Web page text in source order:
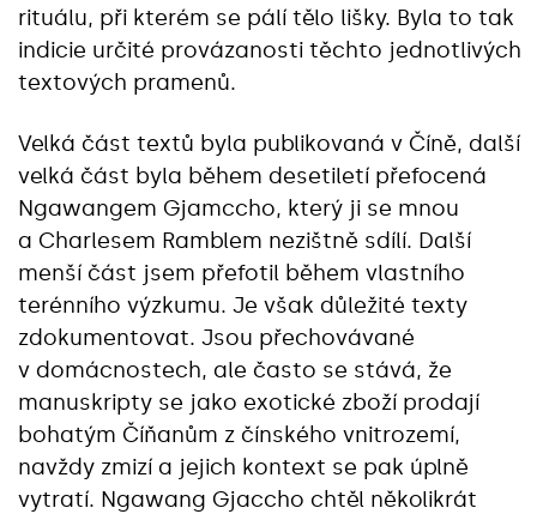
rituálu, při kterém se pálí tělo lišky. Byla to tak
indicie určité provázanosti těchto jednotlivých
textových pramenů.
Velká část textů byla publikovaná v Číně, další
velká část byla během desetiletí přefocená
Ngawangem Gjamccho, který ji se mnou
a Charlesem Ramblem nezištně sdílí. Další
menší část jsem přefotil během vlastního
terénního výzkumu. Je však důležité texty
zdokumentovat. Jsou přechovávané
v domácnostech, ale často se stává, že
manuskripty se jako exotické zboží prodají
bohatým Číňanům z čínského vnitrozemí,
navždy zmizí a jejich kontext se pak úplně
vytratí. Ngawang Gjaccho chtěl několikrát